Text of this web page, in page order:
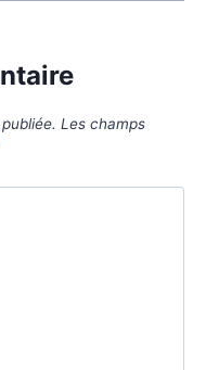
Les champs